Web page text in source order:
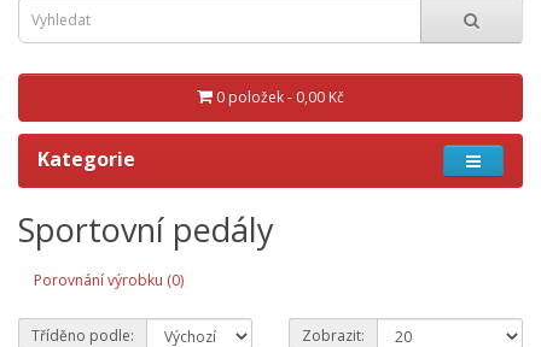
0 položek - 0,00 Kč
Kategorie
Sportovní pedály
Porovnání výrobku (0)
Tříděno podle: Zobrazit: